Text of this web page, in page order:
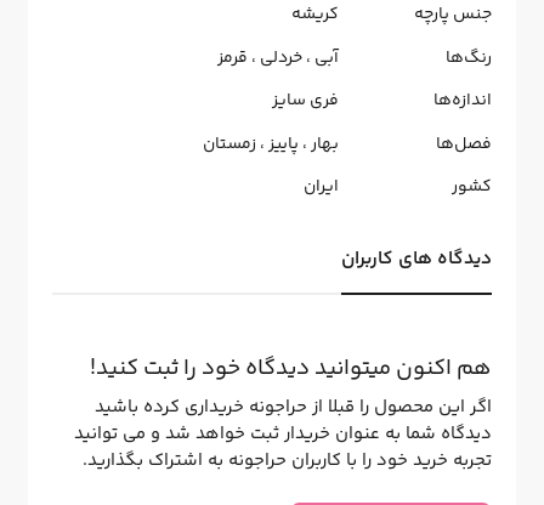
جنس پارچه
کریشه
رنگ‌ها
آبی ،خردلی ، قرمز
اندازه‌ها
فری سایز
فصل‌ها
بهار، پاییز، زمستان
کشور
ایران
دیدگاه های کاربران
هم اکنون میتوانید دیدگاه خود را ثبت کنید!
اگر این محصول را قبلا از حراجونه خریداری کرده باشید
دیدگاه شما به عنوان خریدار ثبت خواهد شد و می توانید
تجربه خرید خود را با کاربران حراجونه به اشتراک بگذارید.